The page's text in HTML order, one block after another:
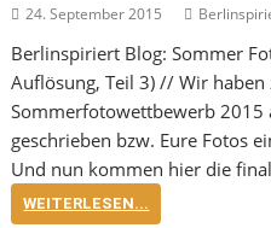
24. September 2015
Berlinspiriert Blog: Sommer
Auflösung, Teil 3) // Wir haben
Sommerfotowettbewerb 2015
geschrieben bzw. Eure Fotos
Und nun kommen hier die
WEITERLESEN...